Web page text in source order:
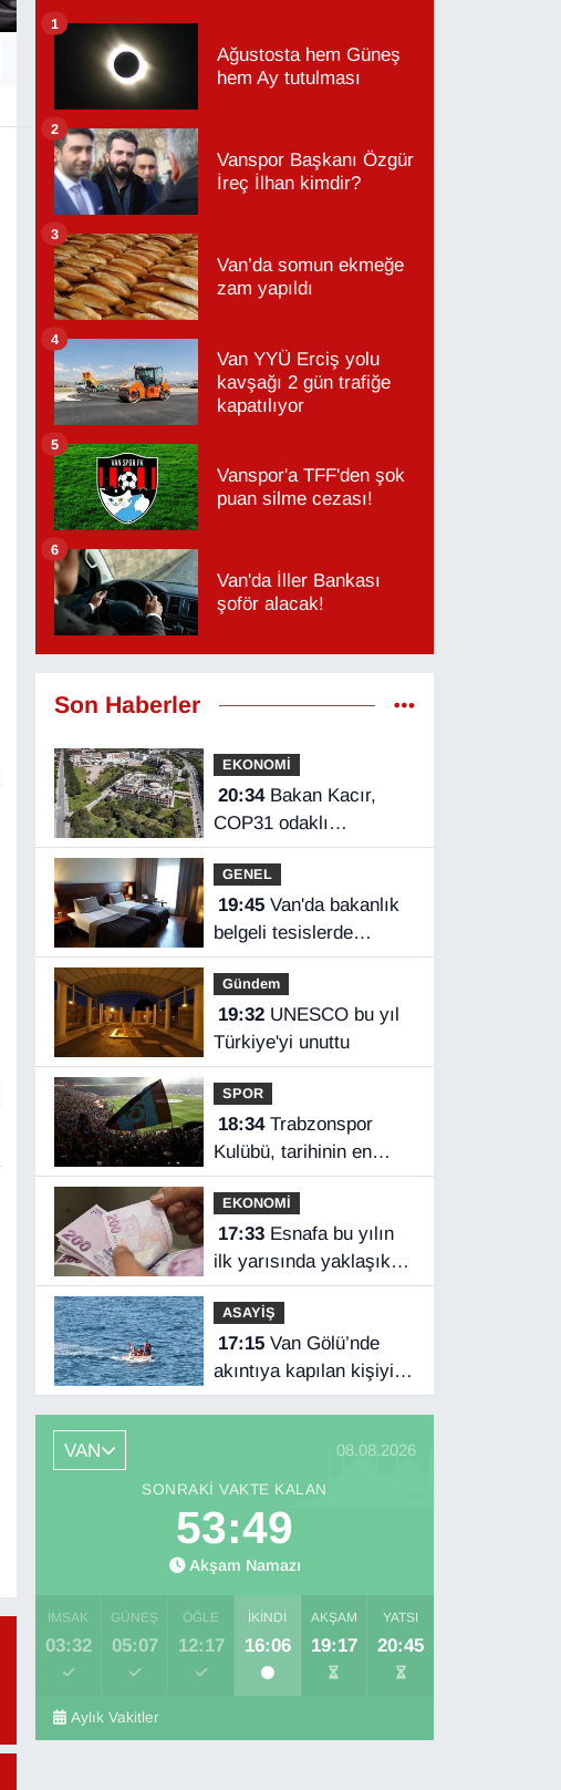
Ağustosta hem Güneş
hem Ay tutulması
1
Vanspor Başkanı Özgür
İreç İlhan kimdir?
2
Van’da somun ekmeğe
zam yapıldı
3
Van YYÜ Erciş yolu
kavşağı 2 gün trafiğe
kapatılıyor
4
Vanspor'a TFF'den şok
puan silme cezası!
5
Van'da İller Bankası
şoför alacak!
6
Son Haberler
EKONOMİ
20:34Bakan Kacır,
COP31 odaklı
Hızlandırma Desteği
çağrısını açıkladı
GENEL
19:45Van'da bakanlık
belgeli tesislerde
doluluk oranı açıklandı
Gündem
19:32UNESCO bu yıl
Türkiye'yi unuttu
SPOR
18:34Trabzonspor
Kulübü, tarihinin en
yüksek kombine
satışını yaptı
EKONOMİ
17:33Esnafa bu yılın
ilk yarısında yaklaşık
75 milyar lira finansman
ASAYİŞ
17:15Van Gölü’nde
akıntıya kapılan kişiyi
sahil güvenlik ekipleri
VAN
08.08.2026
SONRAKI VAKTE KALAN
53:48
Akşam Namazı
İMSAK
03:32
GÜNEŞ
05:07
ÖĞLE
12:17
İKINDI
16:06
AKŞAM
19:17
YATSI
20:45
Aylık Vakitler